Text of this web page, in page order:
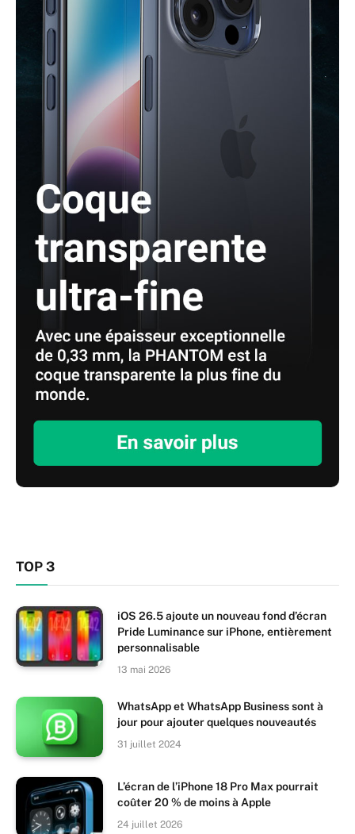
TOP 3
iOS 26.5 ajoute un nouveau fond d’écran
Pride Luminance sur iPhone, entièrement
personnalisable
13 mai 2026
WhatsApp et WhatsApp Business sont à
jour pour ajouter quelques nouveautés
31 juillet 2024
L’écran de l’iPhone 18 Pro Max pourrait
coûter 20 % de moins à Apple
24 juillet 2026